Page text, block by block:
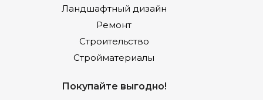
Ландшафтный дизайн
Ремонт
Строительство
Стройматериалы
Покупайте выгодно!